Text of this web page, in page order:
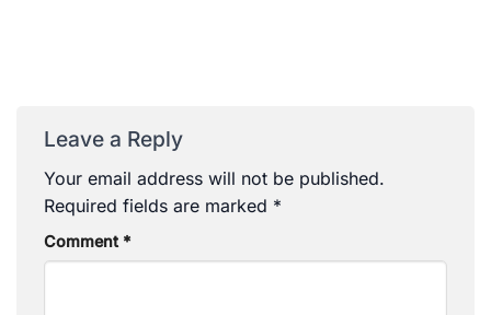
Leave a Reply
Your email address will not be published.
Required fields are marked *
Comment *